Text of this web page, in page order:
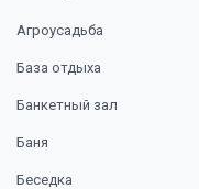
Агроусадьба
База отдыха
Банкетный зал
Баня
Беседка